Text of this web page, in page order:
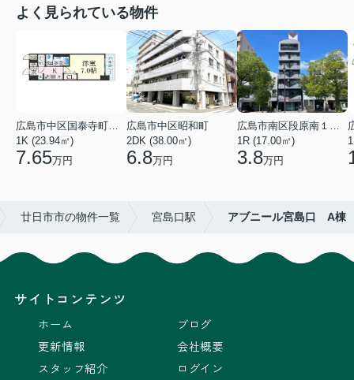
よく見られている物件
1K (23.94㎡)
7.65万円
広島市中区昭和町
2DK (38.00㎡)
6.8万円
1R (17.00㎡)
3.8万円
廿日市市の物件一覧 宮島口駅 アブニール宮島口 A棟
サイトコンテンツ
ホーム
更新情報
スタッフ紹介
ブログ
会社概要
ログイン